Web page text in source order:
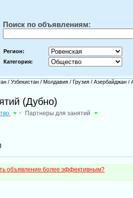
Поиск по объявлениям:
Регион:
Категория:
/ Узбекистан / Молдавия / Грузия / Азербайджан /
(Дубно)
- Партнеры для занятий
объявление более эффективным?